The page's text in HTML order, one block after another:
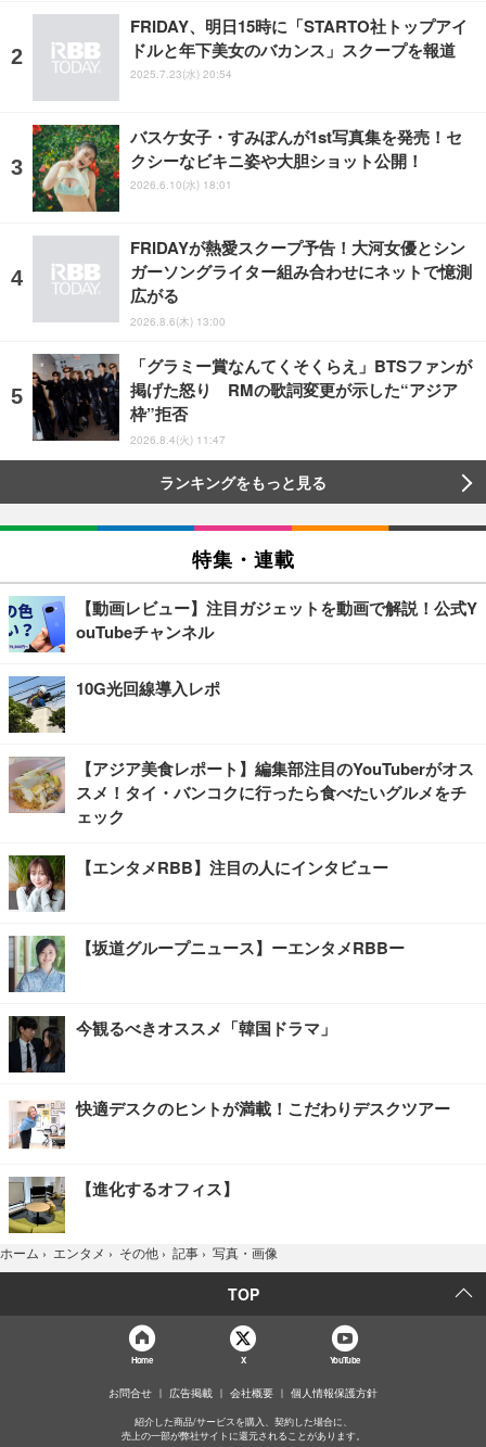
FRIDAY、明日15時に「STARTO社トップアイ
ドルと年下美女のバカンス」スクープを報道
2025.7.23(水) 20:54
バスケ女子・すみぽんが1st写真集を発売！セ
クシーなビキニ姿や大胆ショット公開！
2026.6.10(水) 18:01
FRIDAYが熱愛スクープ予告！大河女優とシン
ガーソングライター組み合わせにネットで憶測
広がる
2026.8.6(木) 13:00
「グラミー賞なんてくそくらえ」BTSファンが
掲げた怒り RMの歌詞変更が示した“アジア
枠”拒否
2026.8.4(火) 11:47
ランキングをもっと見る
特集・連載
【動画レビュー】注目ガジェットを動画で解説！公式Y
ouTubeチャンネル
10G光回線導入レポ
【アジア美食レポート】編集部注目のYouTuberがオス
スメ！タイ・バンコクに行ったら食べたいグルメをチ
ェック
【エンタメRBB】注目の人にインタビュー
【坂道グループニュース】ーエンタメRBBー
今観るべきオススメ「韓国ドラマ」
快適デスクのヒントが満載！こだわりデスクツアー
【進化するオフィス】
ホーム › エンタメ › その他 › 記事 › 写真・画像
TOP
Home X YouTube
お問合せ 広告掲載 会社概要 個人情報保護方針
紹介した商品/サービスを購入、契約した場合に、
売上の一部が弊社サイトに還元されることがあります。